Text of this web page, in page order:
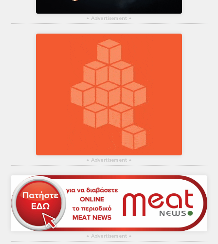
▴ Advertisement ▴
▴ Advertisement ▴
▴ Advertisement ▴